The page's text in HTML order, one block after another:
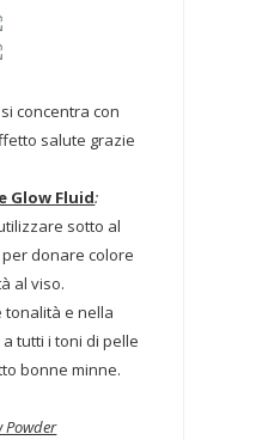
concentra con
salute grazie
Glow Fluid:
sotto al
donare colore
al viso.
tonalità e nella
tutti i toni di pelle
bonne minne.
Powder